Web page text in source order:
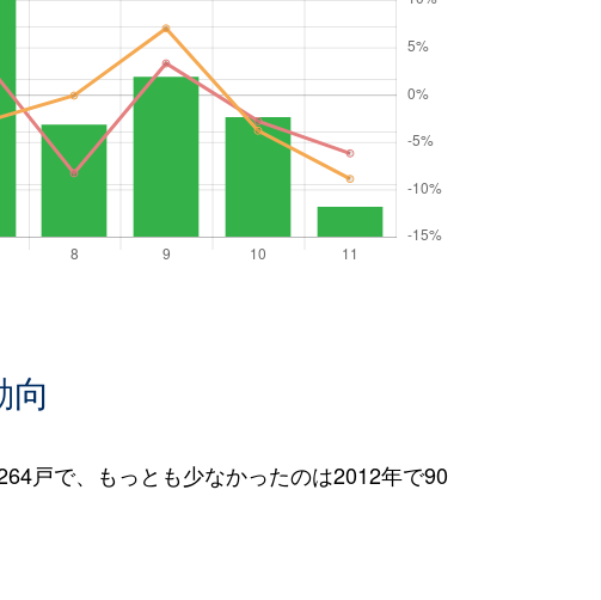
戸で、もっとも少なかったのは2012年で90